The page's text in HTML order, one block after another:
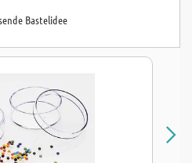
Bastelidee